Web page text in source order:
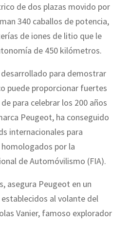
de dos plazas movido por
340 caballos de potencia,
de iones de litio que le
de 450 kilómetros.
desarrollado para demostrar
puede proporcionar fuertes
para celebrar los 200 años
Peugeot, ha conseguido
internacionales para
por la
de Automóvilismo (FIA).
asegura Peugeot en un
al volante del
Vanier, famoso explorador